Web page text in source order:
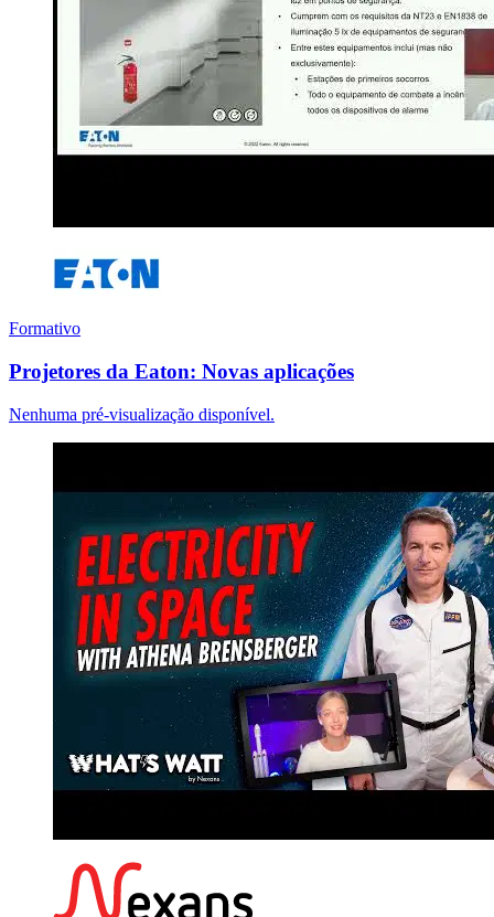
Formativo
Projetores da Eaton: Novas aplicações
Nenhuma pré-visualização disponível.